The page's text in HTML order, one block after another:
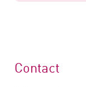
Contact